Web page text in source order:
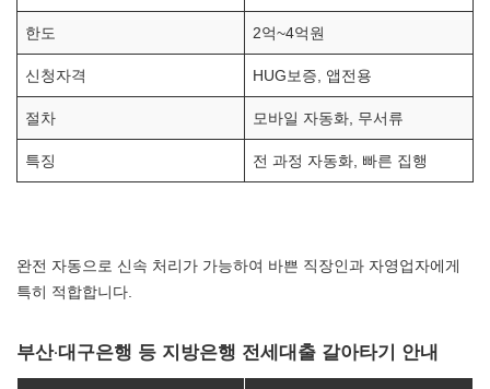
한도 2억~4억원
신청자격 HUG보증, 앱전용
절차 모바일 자동화, 무서류
특징 전 과정 자동화, 빠른 집행
완전 자동으로 신속 처리가 가능하여 바쁜 직장인과 자영업자에게
특히 적합합니다.
부산·대구은행 등 지방은행 전세대출 갈아타기 안내